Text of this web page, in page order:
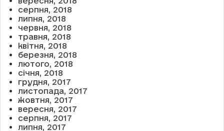
серпня, 2018
липня, 2018
червня, 2018
травня, 2018
квітня, 2018
березня, 2018
лютого, 2018
січня, 2018
грудня, 2017
листопада, 2017
жовтня, 2017
вересня, 2017
серпня, 2017
липня, 2017